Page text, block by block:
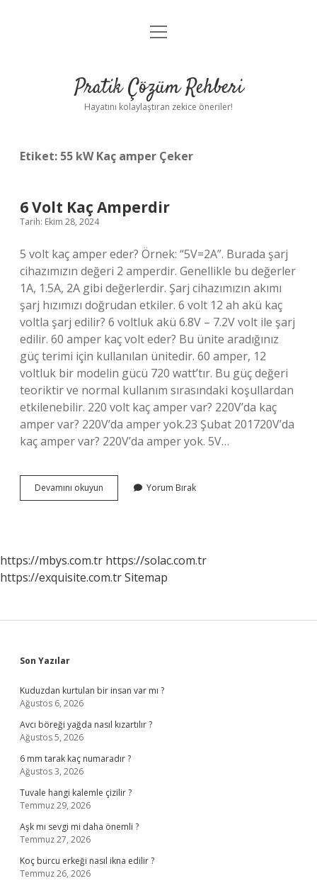
Anasayfa
Yasal Uyarı
menüyü
Pratik Çözüm Rehberi
Hayatını kolaylaştıran zekice öneriler!
Etiket: 55 kW Kaç amper Çeker
6 Volt Kaç Amperdir
Tarih: Ekim 28, 2024
5 volt kaç amper eder? Örnek: “5V=2A”. Burada şarj
cihazımızın değeri 2 amperdir. Genellikle bu değerler
1A, 1.5A, 2A gibi değerlerdir. Şarj cihazımızın akımı
şarj hızımızı doğrudan etkiler. 6 volt 12 ah akü kaç
voltla şarj edilir? 6 voltluk akü 6.8V – 7.2V volt ile şarj
edilir. 60 amper kaç volt eder? Bu ünite aradığınız
güç terimi için kullanılan ünitedir. 60 amper, 12
voltluk bir modelin gücü 720 watt’tır. Bu güç değeri
teoriktir ve normal kullanım sırasındaki koşullardan
etkilenebilir. 220 volt kaç amper var? 220V’da kaç
amper var? 220V’da amper yok.23 Şubat 201720V’da
kaç amper var? 220V’da amper yok. 5V…
Devamını okuyun
Volt
Yorum Bırak
https://mbys.com.tr https://solac.com.tr
https://exquisite.com.trSitemap
Sidebar
Son Yazılar
Kuduzdan kurtulan bir insan var mı ?
Ağustos 6, 2026
Avcı böreği yağda nasıl kızartılır ?
Ağustos 5, 2026
6 mm tarak kaç numaradır ?
Ağustos 3, 2026
Tuvale hangi kalemle çizilir ?
Temmuz 29, 2026
Aşk mı sevgi mi daha önemli ?
Temmuz 27, 2026
Koç burcu erkeği nasıl ikna edilir ?
Temmuz 26, 2026